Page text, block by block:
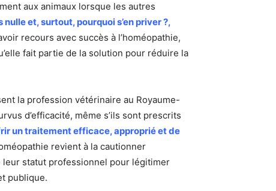
aux animaux lorsque les autres
et, surtout, pourquoi s’en priver ?,
recours avec succès à l’homéopathie,
fait partie de la solution pour réduire la
la profession vétérinaire au Royaume-
d’efficacité, même s’ils sont prescrits
un traitement efficace, approprié et de
revient à la cautionner
statut professionnel pour légitimer
publique.